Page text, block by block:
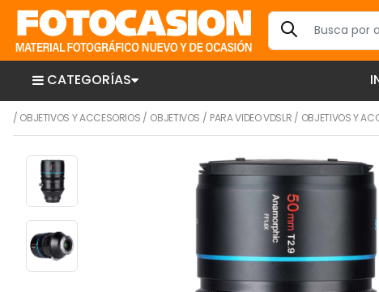
CATEGORÍAS
/ OBJETIVOS Y ACCESORIOS / OBJETIVOS / PARA VIDEO VDSLR / OBJETIVOS Y